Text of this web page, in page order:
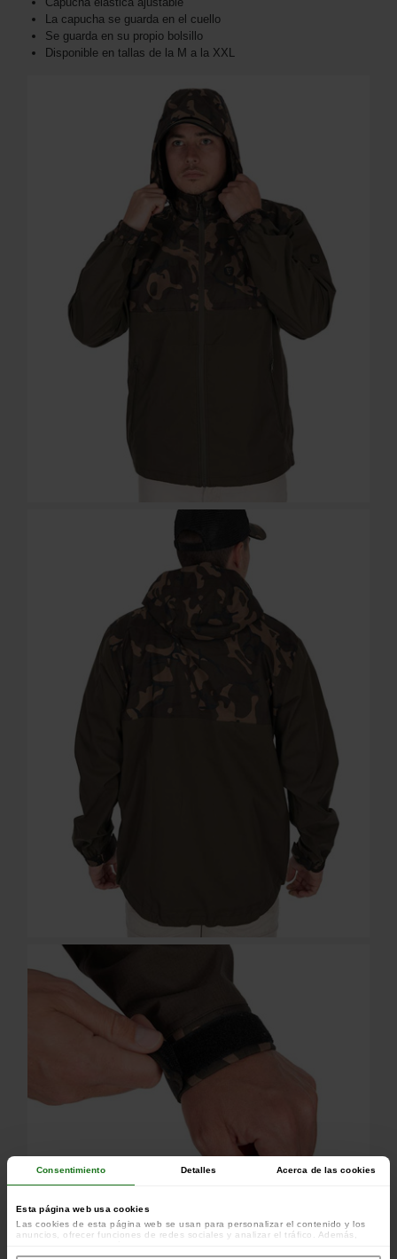
Consentimiento Detalles Acerca de las cookies
Esta página web usa cookies
Las cookies de esta página web se usan para personalizar el contenido y los
anuncios, ofrecer funciones de redes sociales y analizar el tráfico. Además,
colaboradores de redes sociales, publicidad y análisis web, quienes pueden
La capucha se guarda en el cuello
Se guarda en su propio bolsillo
Disponible en tallas de la M a la XXL